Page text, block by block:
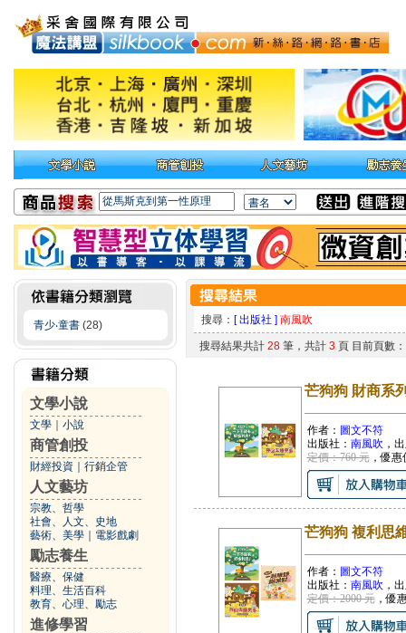
青少‧童書 (28)
文學小說
文學 小說
商管創投
財經投資 行銷企管
人文藝坊
宗教、哲學
社會、人文、史地
藝術、美學
電影戲劇
勵志養生
醫療、保健
料理、生活百科
教育、心理、勵志
進修學習
搜尋： [ 出版社 ] 南風吹
搜尋結果共計 28筆，共計 3 頁 目前頁數
芒狗狗 財商系
作者： 圖文不符
出版社： 南風吹 ，
定價：760 元，優惠
芒狗狗 複利思
作者： 圖文不符
出版社： 南風吹 ，
定價：2000 元，優